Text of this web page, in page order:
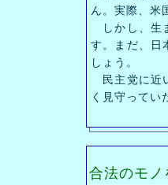
ん。実際、米
しかし、生
す。まだ、日
しょう。
民主党に近
く見守ってい
合法のモ